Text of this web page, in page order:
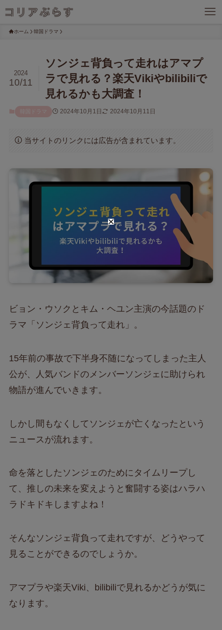
ホーム 韓国ドラマ
ソンジェ背負って走れはアマプ
ラで見れる？楽天Vikiやbilibiliで
見れるかも大調査！
2024
10/11
韓国ドラマ 2024年10月1日 2024年10月11日
当サイトのリンクには広告が含まれています。
ビョン・ウソクとキム・ヘユン主演の今話題のド
ラマ「ソンジェ背負って走れ」。
15年前の事故で下半身不随になってしまった主人
公が、人気バンドのメンバーソンジェに助けられ
物語が進んでいきます。
しかし間もなくしてソンジェが亡くなったという
ニュースが流れます。
命を落としたソンジェのためにタイムリープし
て、推しの未来を変えようと奮闘する姿はハラハ
ラドキドキしますよね！
そんなソンジェ背負って走れですが、どうやって
見ることができるのでしょうか。
アマプラや楽天Viki、bilibiliで見れるかどうが気に
なります。